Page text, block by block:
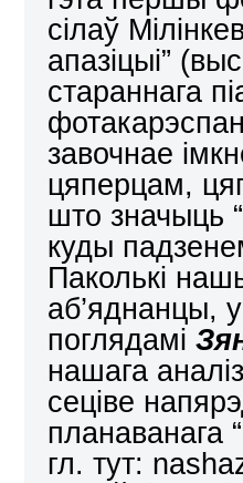
сілаў
апазіцыі”
стараннага
завочнае
цяперцам,
што значыць
куды
Паколькі
аб’яднанцы,
поглядамі
нашага
сеціве
планаванага
гл. тут: